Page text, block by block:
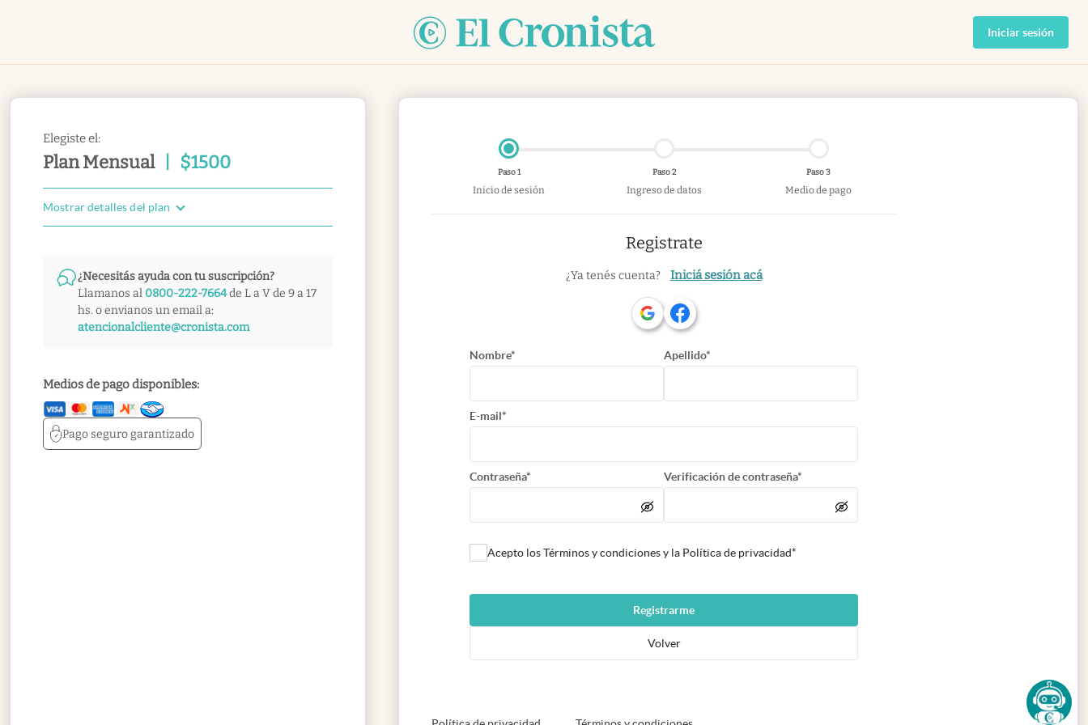
Iniciar sesión
Elegiste el:
Plan Mensual $1500
Mostrar detalles del plan
¿Necesitás ayuda con tu suscripción?
Llamanos al 0800-222-7664de L a V de 9 a 17
hs. o envianos un email a:
atencionalcliente@cronista.com
Medios de pago disponibles:
Pago segurogarantizado
Paso 1
Inicio de sesión
Paso 2
Ingreso de datos
Paso 3
Medio de pago
Registrate
¿Ya tenés cuenta? Iniciá sesión acá
Nombre* Apellido*
E-mail*
Contraseña* Verificación de contraseña*
Acepto los Términos y condiciones y la Política de privacidad*
Registrarme
Volver